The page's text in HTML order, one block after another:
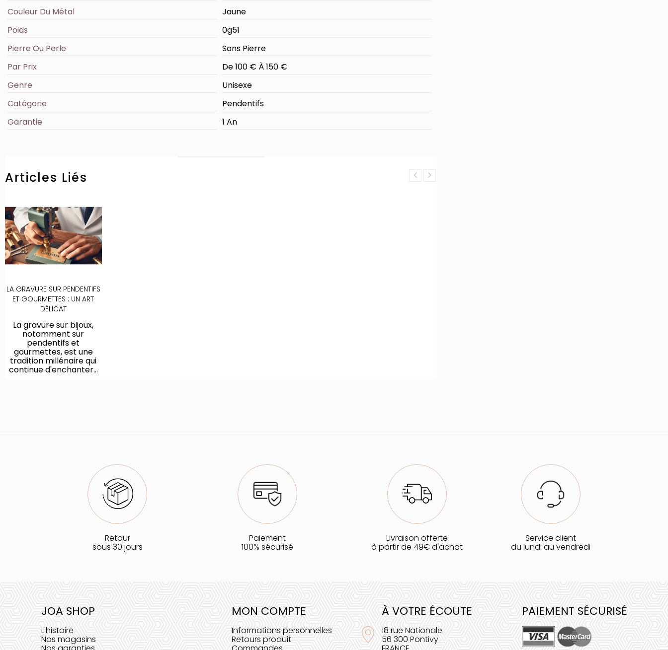
Couleur Du Métal
Jaune
Poids
0g51
Pierre Ou Perle
Sans Pierre
Par Prix
De 100 € À 150 €
Genre
Unisexe
Catégorie
Pendentifs
Garantie
1 An
Articles Liés
LA GRAVURE SUR PENDENTIFS
ET GOURMETTES : UN ART
DÉLICAT
La gravure sur bijoux,
notamment sur
pendentifs et
gourmettes, est une
tradition millénaire qui
continue d'enchanter...
Retour
sous 30 jours
Paiement
100% sécurisé
Livraison offerte
à partir de 49€ d'achat
Service client
du lundi au vendredi
JOA SHOP
L'histoire
Nos magasins
MON COMPTE
Informations personnelles
Retours produit
À VOTRE ÉCOUTE
18 rue Nationale
56 300 Pontivy
PAIEMENT SÉCURISÉ